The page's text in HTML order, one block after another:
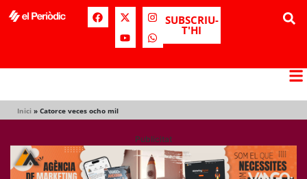
SUBSCRIU-
T'HI
Inici » Catorce veces ocho mil
Publicitat